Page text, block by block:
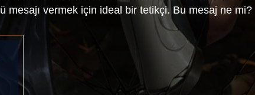
mesajı vermek için ideal bir tetikçi. Bu mesaj ne mi?